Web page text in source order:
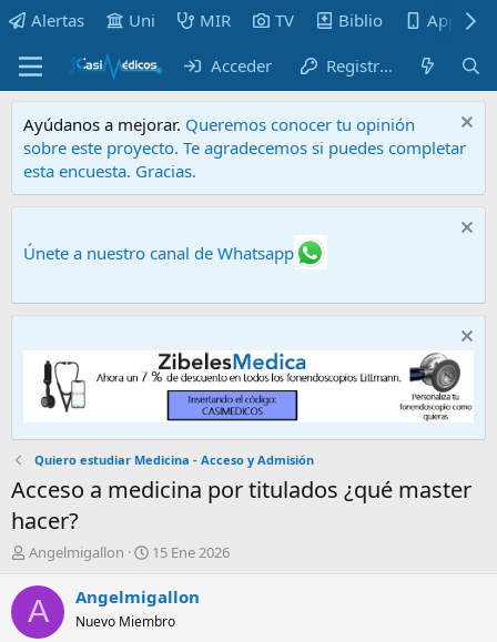
Alertas Uni MIR TV Biblio Apps
Acceder Registrarse
Ayúdanos a mejorar. Queremos conocer tu opinión
sobre este proyecto. Te agradecemos si puedes completar
esta encuesta. Gracias.
Únete a nuestro canal de Whatsapp
Quiero estudiar Medicina - Acceso y Admisión
Acceso a medicina por titulados ¿qué master
hacer?
A
t
o
Angelmigallon
F
c
h
a
15 Ene 2026
A Angelmigallon
Nuevo Miembro